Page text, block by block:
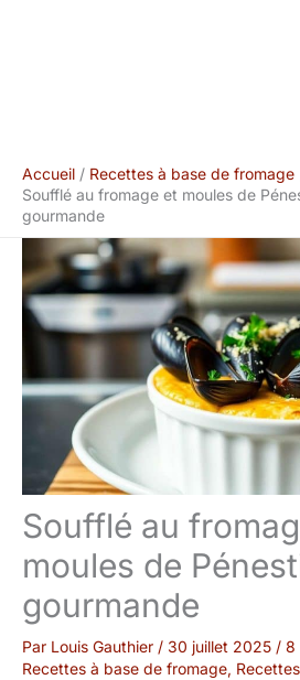
Accueil
Recettes à base de fromage
Soufflé au fromage et moules de
gourmande
Soufflé au
moules de
gourmande
Par Louis Gauthier / 30 juillet 2025 / 8
Recettes à base de fromage,